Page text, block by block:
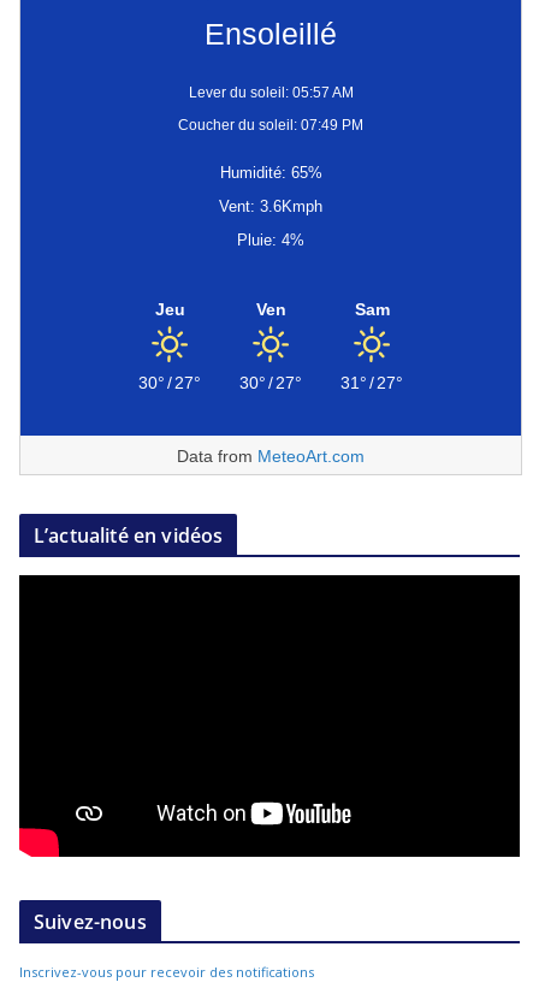
Ensoleillé
Lever du soleil: 05:57 AM
Coucher du soleil: 07:49 PM
Humidité: 65%
Vent: 3.6Kmph
Pluie: 4%
Jeu
30°/27°
Ven
30°/27°
Sam
31°/27°
Data from MeteoArt.com
L’actualité en vidéos
Suivez-nous
Inscrivez-vous pour recevoir des notifications